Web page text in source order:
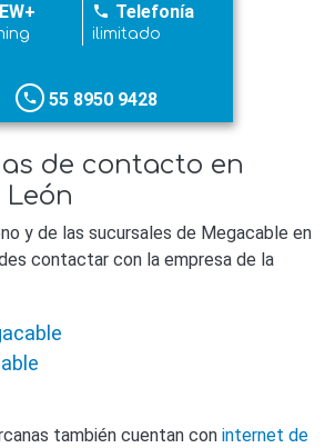
phone Telefonía
ilimitado
phone 55 8950 9428
de contacto en
León
y de las sucursales de Megacable en
contactar con la empresa de la
también cuentan con internet de